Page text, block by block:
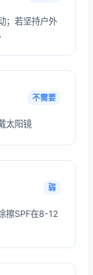
；若坚持户外
不需要
太阳镜
弱
擦SPF在8-12